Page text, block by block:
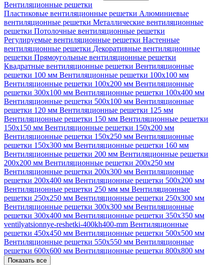
Вентиляционные решетки
Пластиковые вентиляционные решетки Алюминиевые
вентиляционные решетки Металлические вентиляционные
решетки Потолочные вентиляционные решетки
Регулируемые вентиляционные решетки Настенные
вентиляционные решетки Декоративные вентиляционные
решетки Прямоугольные вентиляционные решетки
Квадратные вентиляционные решетки Вентиляционные
решетки 100 мм Вентиляционные решетки 100х100 мм
Вентиляционные решетки 100х200 мм Вентиляционные
решетки 300х100 мм Вентиляционные решетки 100х400 мм
Вентиляционные решетки 500х100 мм Вентиляционные
решетки 120 мм Вентиляционные решетки 125 мм
Вентиляционные решетки 150 мм Вентиляционные решетки
150х150 мм Вентиляционные решетки 150х200 мм
Вентиляционные решетки 150х250 мм Вентиляционные
решетки 150х300 мм Вентиляционные решетки 160 мм
Вентиляционные решетки 200 мм Вентиляционные решетки
200х200 мм Вентиляционные решетки 200х250 мм
Вентиляционные решетки 200х300 мм Вентиляционные
решетки 200х400 мм Вентиляционные решетки 500х200 мм
Вентиляционные решетки 250 мм мм Вентиляционные
решетки 250х250 мм Вентиляционные решетки 250х300 мм
Вентиляционные решетки 300х300 мм Вентиляционные
решетки 300х400 мм Вентиляционные решетки 350х350 мм
ventilyatsionnye-reshetki-400kh400-mm Вентиляционные
решетки 450х450 мм Вентиляционные решетки 500х500 мм
Вентиляционные решетки 550х550 мм Вентиляционные
решетки 600х600 мм Вентиляционные решетки 800х800 мм
Показать все